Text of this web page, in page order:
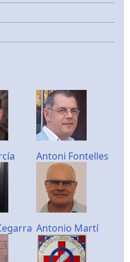
Antoni Fontelles
Antonio Martí